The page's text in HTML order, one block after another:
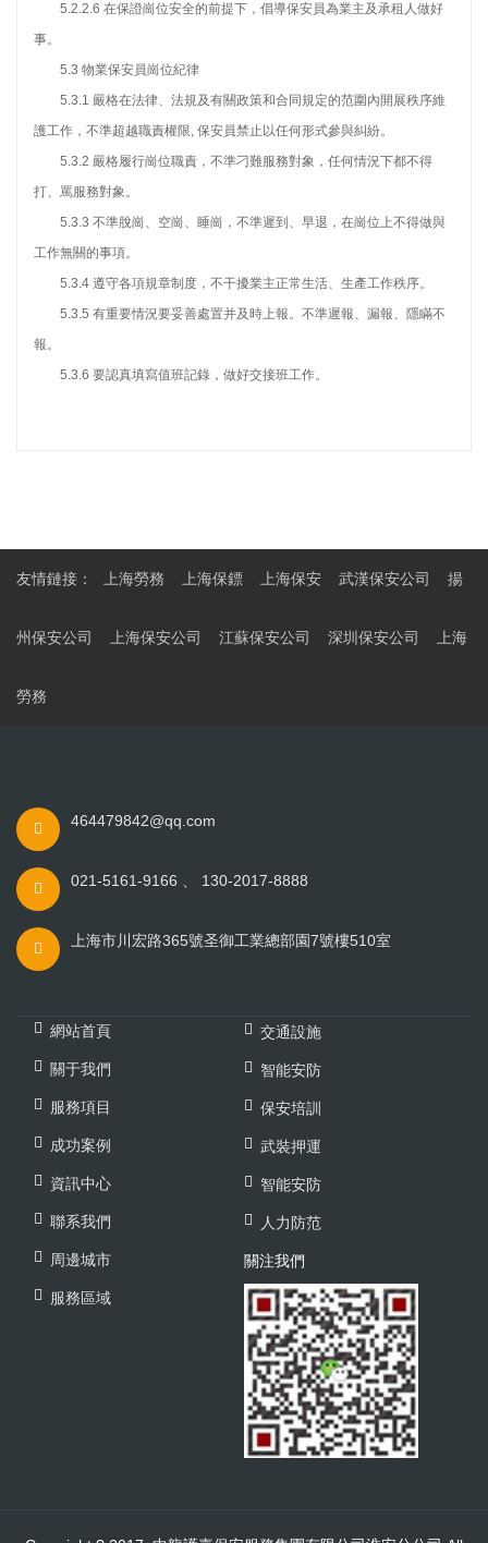
5.2.2.6 在保證崗位安全的前提下，倡導保安員為業主及承租人做好
事。
5.3 物業保安員崗位紀律
5.3.1 嚴格在法律、法規及有關政策和合同規定的范圍內開展秩序維
護工作，不準超越職責權限, 保安員禁止以任何形式參與糾紛。
5.3.2 嚴格履行崗位職責，不準刁難服務對象，任何情況下都不得
打、罵服務對象。
5.3.3 不準脫崗、空崗、睡崗，不準遲到、早退，在崗位上不得做與
工作無關的事項。
5.3.4 遵守各項規章制度，不干擾業主正常生活、生產工作秩序。
5.3.5 有重要情況要妥善處置并及時上報。不準遲報、漏報、隱瞞不
報。
5.3.6 要認真填寫值班記錄，做好交接班工作。
友情鏈接： 上海勞務 上海保鏢 上海保安 武漢保安公司 揚
州保安公司 上海保安公司 江蘇保安公司 深圳保安公司 上海
勞務
464479842@qq.com
021-5161-9166 、 130-2017-8888
上海市川宏路365號圣御工業總部園7號樓510室
網站首頁
關于我們
服務項目
成功案例
資訊中心
聯系我們
周邊城市
服務區域
交通設施
智能安防
保安培訓
武裝押運
智能安防
人力防范
關注我們